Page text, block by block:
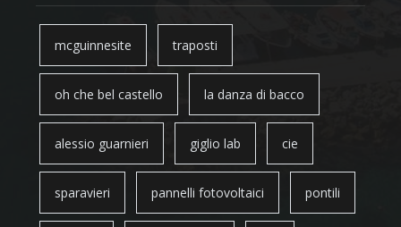
mcguinnesite traposti
oh che bel castello la danza di bacco
alessio guarnieri giglio lab cie
sparavieri pannelli fotovoltaici pontili